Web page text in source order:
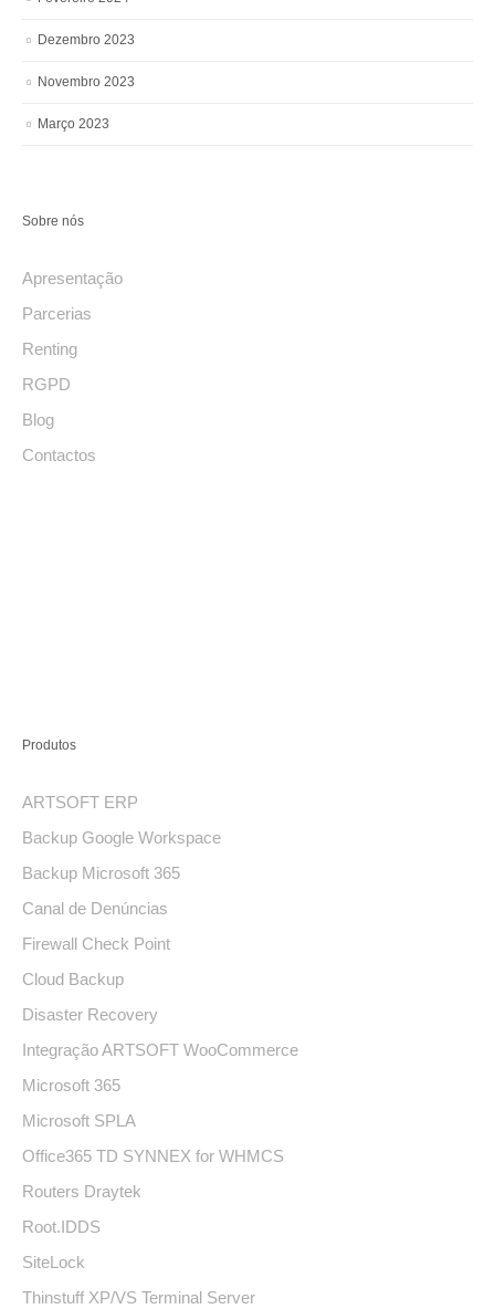
Dezembro 2023
Novembro 2023
Março 2023
Sobre nós
Apresentação
Parcerias
Renting
RGPD
Blog
Contactos
Produtos
ARTSOFT ERP
Backup Google Workspace
Backup Microsoft 365
Canal de Denúncias
Firewall Check Point
Cloud Backup
Disaster Recovery
Integração ARTSOFT WooCommerce
Microsoft 365
Microsoft SPLA
Office365 TD SYNNEX for WHMCS
Routers Draytek
Root.IDDS
SiteLock
Thinstuff XP/VS Terminal Server